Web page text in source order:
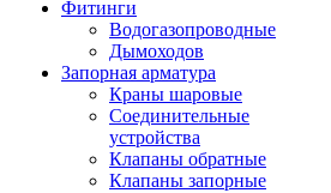
Фитинги
Водогазопроводные
Дымоходов
Запорная арматура
Краны шаровые
Соединительные
устройства
Клапаны обратные
Клапаны запорные